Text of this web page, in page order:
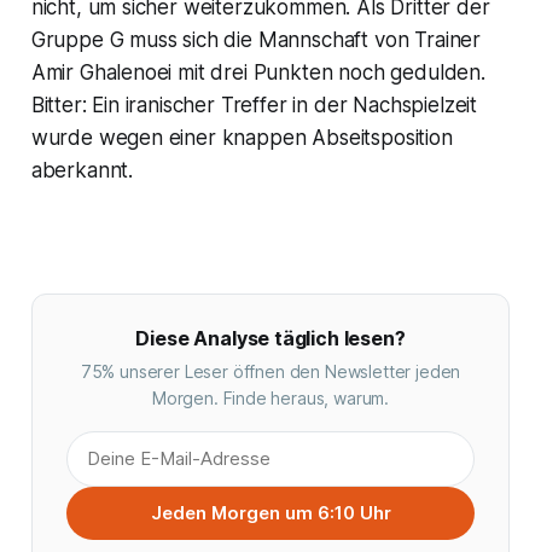
nicht, um sicher weiterzukommen. Als Dritter der
Gruppe G muss sich die Mannschaft von Trainer
Amir Ghalenoei mit drei Punkten noch gedulden.
Bitter: Ein iranischer Treffer in der Nachspielzeit
wurde wegen einer knappen Abseitsposition
aberkannt.
Diese Analyse täglich lesen?
75% unserer Leser öffnen den Newsletter jeden
Morgen. Finde heraus, warum.
Jeden Morgen um 6:10 Uhr